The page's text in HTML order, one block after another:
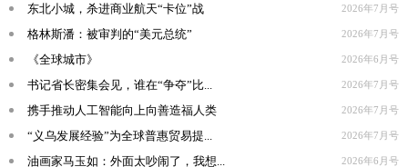
东北小城，杀进商业航天“卡位”战 2026年7月号
格林斯潘：被审判的“美元总统” 2026年7月号
《全球城市》 2026年6月号
书记省长密集会见，谁在“争夺”比... 2026年7月号
携手推动人工智能向上向善造福人类 2026年7月号
“义乌发展经验”为全球普惠贸易提... 2026年7月号
油画家马玉如：外面太吵闹了，我想... 2026年6月号